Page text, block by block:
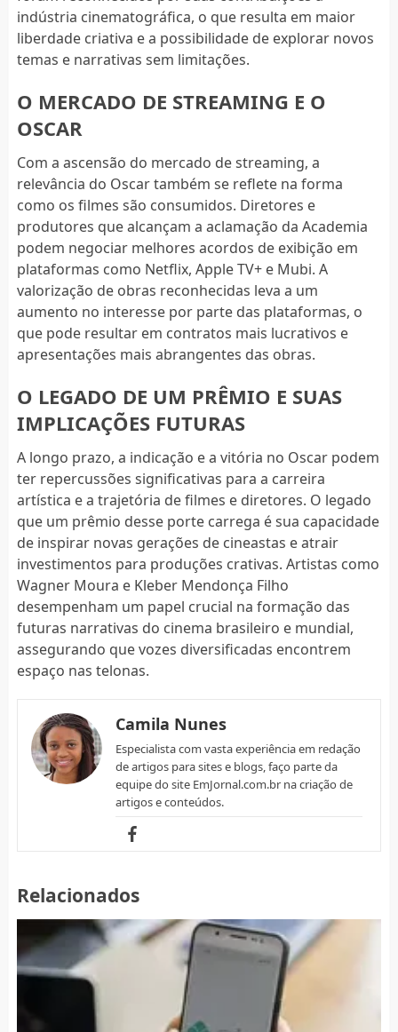
indústria cinematográfica, o que resulta em maior
liberdade criativa e a possibilidade de explorar novos
temas e narrativas sem limitações.
O MERCADO DE STREAMING E O
OSCAR
Com a ascensão do mercado de streaming, a
relevância do Oscar também se reflete na forma
como os filmes são consumidos. Diretores e
produtores que alcançam a aclamação da Academia
podem negociar melhores acordos de exibição em
plataformas como Netflix, Apple TV+ e Mubi. A
valorização de obras reconhecidas leva a um
aumento no interesse por parte das plataformas, o
que pode resultar em contratos mais lucrativos e
apresentações mais abrangentes das obras.
O LEGADO DE UM PRÊMIO E SUAS
IMPLICAÇÕES FUTURAS
A longo prazo, a indicação e a vitória no Oscar podem
ter repercussões significativas para a carreira
artística e a trajetória de filmes e diretores. O legado
que um prêmio desse porte carrega é sua capacidade
de inspirar novas gerações de cineastas e atrair
investimentos para produções crativas. Artistas como
Wagner Moura e Kleber Mendonça Filho
desempenham um papel crucial na formação das
futuras narrativas do cinema brasileiro e mundial,
assegurando que vozes diversificadas encontrem
espaço nas telonas.
Camila Nunes
Especialista com vasta experiência em redação
de artigos para sites e blogs, faço parte da
equipe do site EmJornal.com.br na criação de
artigos e conteúdos.
Relacionados